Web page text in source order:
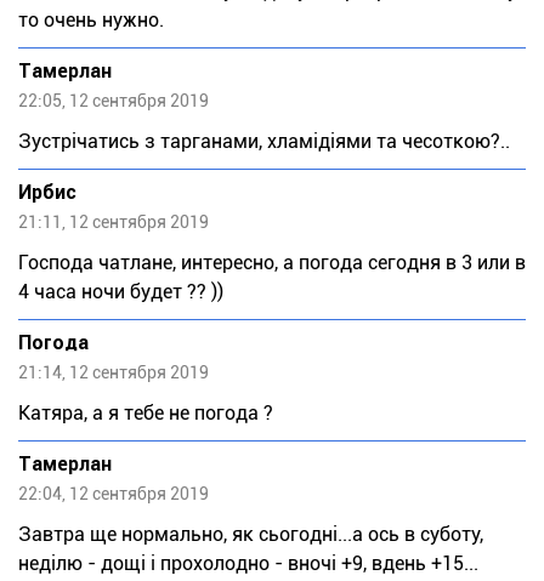
то очень нужно.
Тaмeрлан
22:05, 12 сентября 2019
Зустрічатись з тарганами, хламідіями та чесоткою?..
Ирбис
21:11, 12 сентября 2019
Господа чатлане, интересно, а погода сегодня в 3 или в
4 часа ночи будет ?? ))
Погода
21:14, 12 сентября 2019
Катяра, а я тебе не погода ?
Тaмeрлан
22:04, 12 сентября 2019
Завтра ще нормально, як сьогодні...а ось в суботу,
неділю - дощі і прохолодно - вночі +9, вдень +15...